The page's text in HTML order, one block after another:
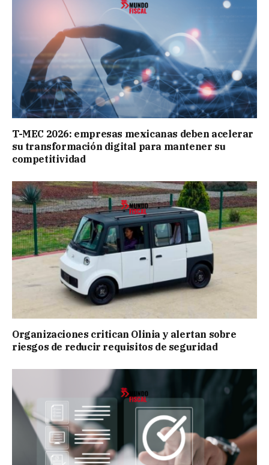
T-MEC 2026: empresas mexicanas deben acelerar
su transformación digital para mantener su
competitividad
Organizaciones critican Olinia y alertan sobre
riesgos de reducir requisitos de seguridad